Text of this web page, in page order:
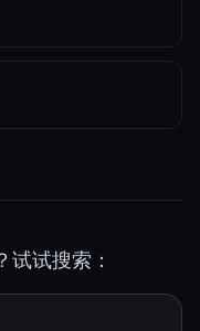
试试搜索：